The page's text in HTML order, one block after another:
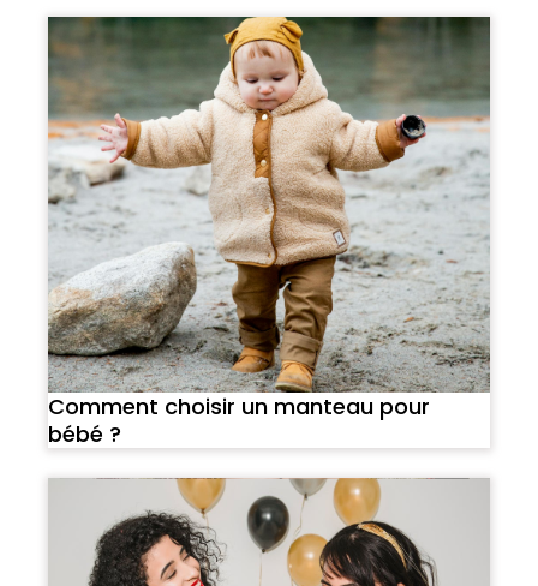
Comment choisir un manteau pour
bébé ?